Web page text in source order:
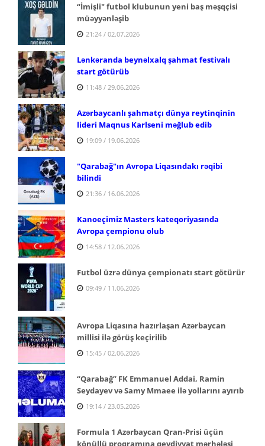
“İmişli" futbol klubunun yeni baş məşqçisi
müəyyənləşib
21:24 / 02.07.2026
Lənkəranda beynəlxalq şahmat festivalı
start götürüb
11:48 / 29.06.2026
Azərbaycanlı şahmatçı dünya reytinqinin
lideri Maqnus Karlseni məğlub edib
19:09 / 19.06.2026
"Qarabağ"ın Avropa Liqasındakı rəqibi
bilindi
21:36 / 16.06.2026
Kanoeçimiz Masters kateqoriyasında
Avropa çempionu olub
14:58 / 12.06.2026
Futbol üzrə dünya çempionatı start götürür
09:49 / 11.06.2026
Avropa Liqasına hazırlaşan Azərbaycan
millisi ilə görüş keçirilib
15:45 / 02.06.2026
“Qarabağ” FK Emmanuel Addai, Ramin
Seydayev və Samy Mmaee ilə yollarını ayırıb
19:14 / 23.05.2026
Formula 1 Azərbaycan Qran-Prisi üçün
könüllü proqramına qeydiyyat mərhələsi